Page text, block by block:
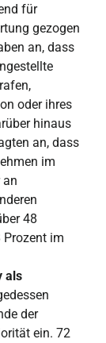
für
gezogen
an, dass
oder ihres
hinaus
an, dass
im
an
48
Prozent im
als
der
ein. 72